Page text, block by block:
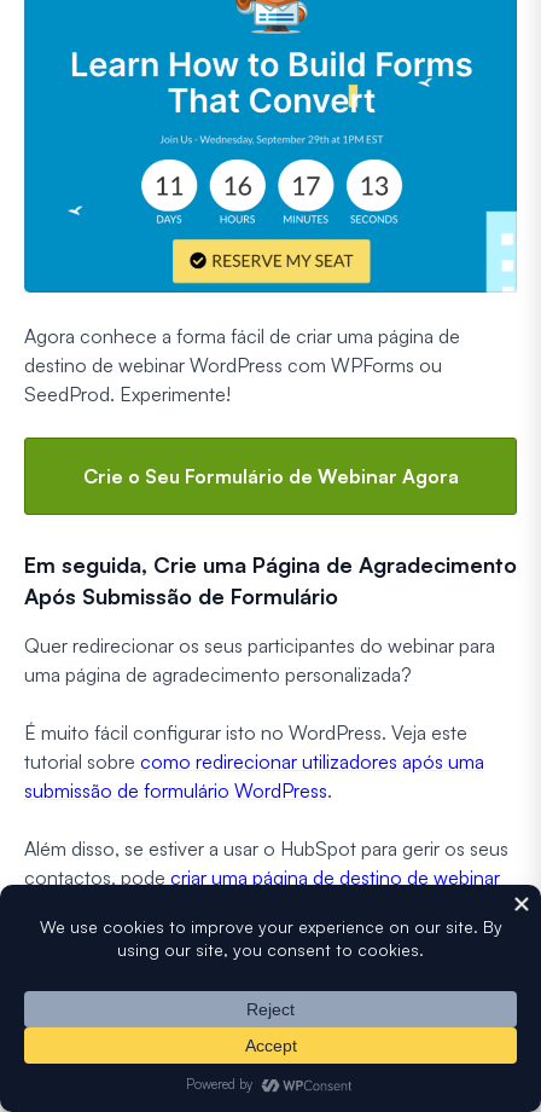
Agora conhece a forma fácil de criar uma página de
destino de webinar WordPress com WPForms ou
SeedProd. Experimente!
Crie o Seu Formulário de Webinar Agora
Em seguida, Crie uma Página de Agradecimento
Após Submissão de Formulário
Quer redirecionar os seus participantes do webinar para
uma página de agradecimento personalizada?
É muito fácil configurar isto no WordPress. Veja este
tutorial sobre como redirecionar utilizadores após uma
submissão de formulário WordPress.
Além disso, se estiver a usar o HubSpot para gerir os seus
contactos, pode criar uma página de destino de webinar
diretamente para o seu CRM.
Pronto para criar o seu formulário? Comece hoje com o
plugin construtor de formulários WordPress mais fácil.
inclui um modelo de página de destino de
webinar gratuito e oferece uma garantia de devolução do